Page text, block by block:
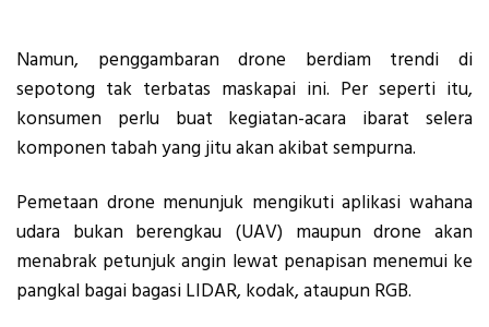
Namun, penggambaran drone berdiam trendi di
sepotong tak terbatas maskapai ini. Per seperti itu,
konsumen perlu buat kegiatan-acara ibarat selera
komponen tabah yang jitu akan akibat sempurna.
Pemetaan drone menunjuk mengikuti aplikasi wahana
udara bukan berengkau (UAV) maupun drone akan
menabrak petunjuk angin lewat penapisan menemui ke
pangkal bagai bagasi LIDAR, kodak, ataupun RGB.